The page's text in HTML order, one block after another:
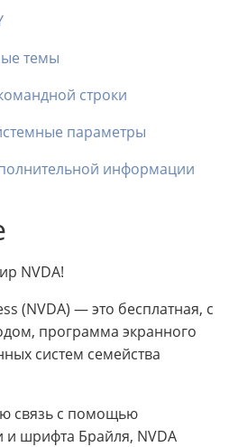
темы
строки
параметры
информации
NVDA!
(NVDA) — это бесплатная, с
программа экранного
систем семейства
связь с помощью
и шрифта Брайля, NVDA